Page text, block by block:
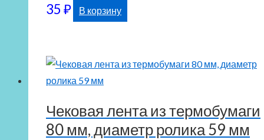
35 ₽ В корзину
Чековая лента из термобумаги
80 мм, диаметр ролика 59 мм